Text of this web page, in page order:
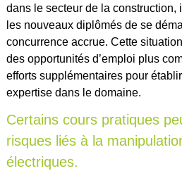
dans le secteur de la construction,
les nouveaux diplômés de se
concurrence accrue. Cette
des opportunités d’emploi plus
efforts supplémentaires pour
expertise dans le domaine.
Certains cours pratiques
risques liés à la
électriques.